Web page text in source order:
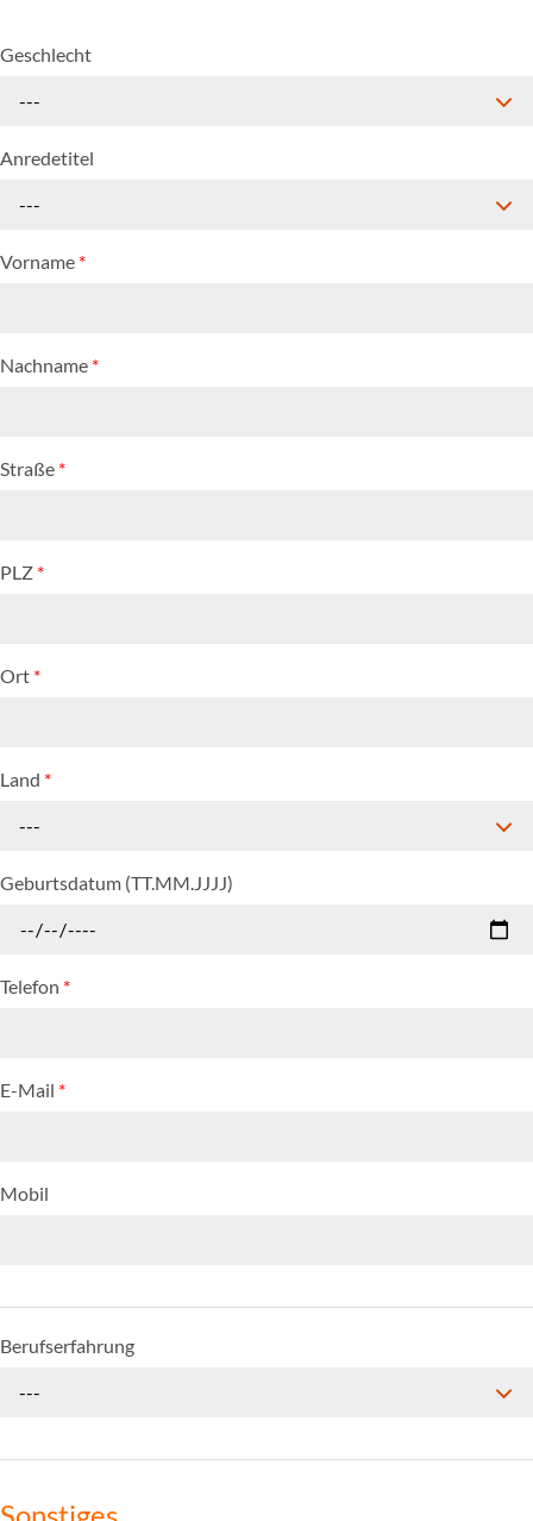
Geschlecht
---
Anredetitel
---
Vorname *
Nachname *
Straße *
PLZ *
Ort *
Land *
---
Geburtsdatum (TT.MM.JJJJ)
Telefon *
E-Mail *
Mobil
Berufserfahrung
---
Sonstiges